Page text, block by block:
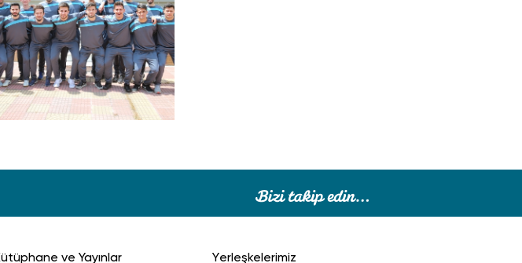
Kütüphane ve Yayınlar Yerleşkelerimiz